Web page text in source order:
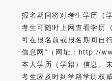
报名期间将对考生学历（
考生可随时上网查看学历
可在报名前或报名期间自
信息网”（网址：http://
本人学历（学籍）信息。
考生应及时到学籍学历权